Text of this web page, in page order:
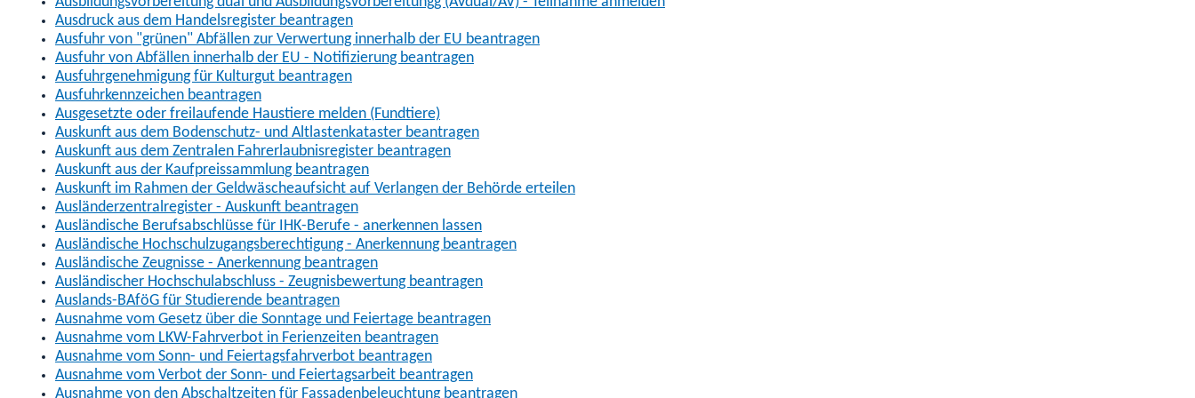
Ausdruck aus dem Handelsregister beantragen
Ausfuhr von "grünen" Abfällen zur Verwertung innerhalb der EU beantragen
Ausfuhr von Abfällen innerhalb der EU - Notifizierung beantragen
Ausfuhrgenehmigung für Kulturgut beantragen
Ausfuhrkennzeichen beantragen
Ausgesetzte oder freilaufende Haustiere melden (Fundtiere)
Auskunft aus dem Bodenschutz- und Altlastenkataster beantragen
Auskunft aus dem Zentralen Fahrerlaubnisregister beantragen
Auskunft aus der Kaufpreissammlung beantragen
Auskunft im Rahmen der Geldwäscheaufsicht auf Verlangen der Behörde erteilen
Ausländerzentralregister - Auskunft beantragen
Ausländische Berufsabschlüsse für IHK-Berufe - anerkennen lassen
Ausländische Hochschulzugangsberechtigung - Anerkennung beantragen
Ausländische Zeugnisse - Anerkennung beantragen
Ausländischer Hochschulabschluss - Zeugnisbewertung beantragen
Auslands-BAföG für Studierende beantragen
Ausnahme vom Gesetz über die Sonntage und Feiertage beantragen
Ausnahme vom LKW-Fahrverbot in Ferienzeiten beantragen
Ausnahme vom Sonn- und Feiertagsfahrverbot beantragen
Ausnahme vom Verbot der Sonn- und Feiertagsarbeit beantragen
Ausnahme von den Abschaltzeiten für Fassadenbeleuchtung beantragen